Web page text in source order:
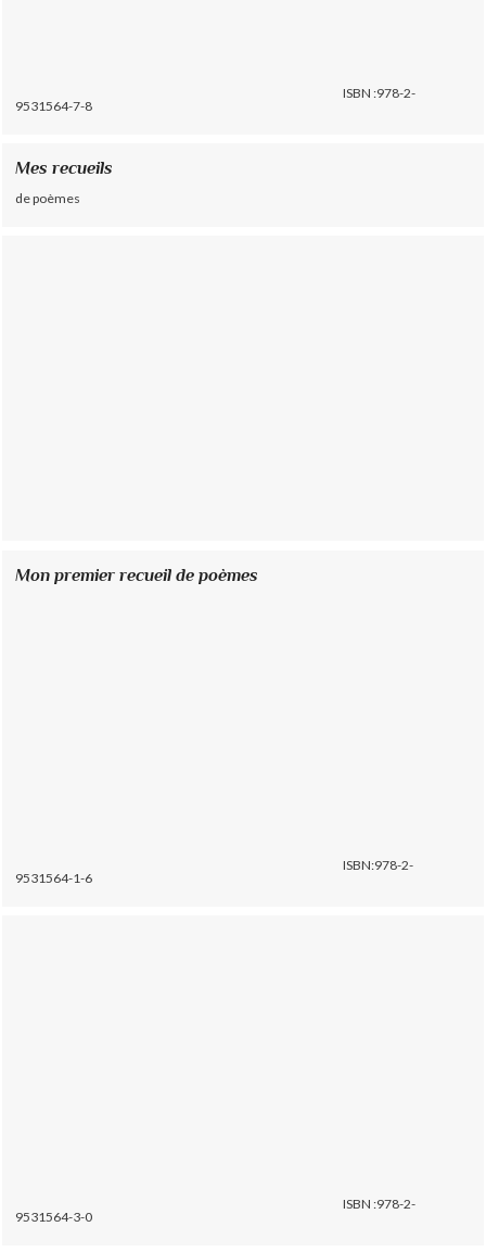
ISBN :978-2-
9531564-7-8
Mes recueils
de poèmes
Mon premier recueil de poèmes
ISBN:978-2-
9531564-1-6
ISBN :978-2-
9531564-3-0